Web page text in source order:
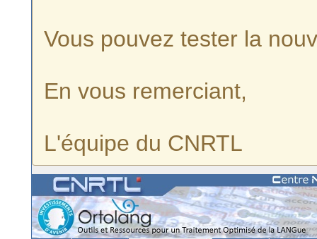
Vous pouvez tester la
En vous remerciant,
L'équipe du CNRTL